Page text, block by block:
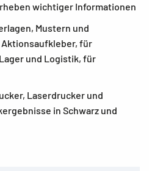
wichtiger Informationen
Mustern und
für
und Logistik, für
Laserdrucker und
in Schwarz und